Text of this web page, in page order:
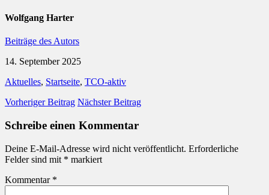
Wolfgang Harter
Beiträge des Autors
14. September 2025
Aktuelles, Startseite, TCO-aktiv
Vorheriger Beitrag Nächster Beitrag
Schreibe einen Kommentar
Deine E-Mail-Adresse wird nicht veröffentlicht. Erforderliche
Felder sind mit * markiert
Kommentar *